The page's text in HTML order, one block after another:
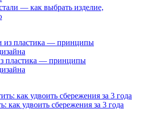
— как выбрать изделие,
пластика — принципы
как удвоить сбережения за 3 года